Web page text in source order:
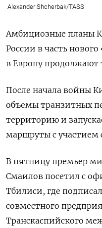
Alexander Shcherbak/TASS
Амбициозные планы
России в часть
в Европу продолжают
После начала войны
объемы транзитных
территорию и
маршруты с участием
В пятницу премьер
Смаилов посетил с
Тбилиси, где
совместного
Транскаспийского